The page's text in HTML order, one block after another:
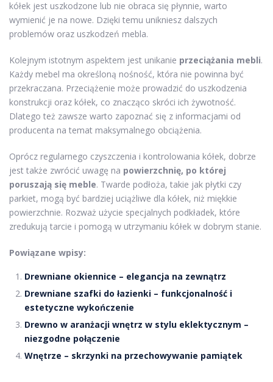
kółek jest uszkodzone lub nie obraca się płynnie, warto
wymienić je na nowe. Dzięki temu unikniesz dalszych
problemów oraz uszkodzeń mebla.
Kolejnym istotnym aspektem jest unikanie przeciążania mebli.
Każdy mebel ma określoną nośność, która nie powinna być
przekraczana. Przeciążenie może prowadzić do uszkodzenia
konstrukcji oraz kółek, co znacząco skróci ich żywotność.
Dlatego też zawsze warto zapoznać się z informacjami od
producenta na temat maksymalnego obciążenia.
Oprócz regularnego czyszczenia i kontrolowania kółek, dobrze
jest także zwrócić uwagę na powierzchnię, po której
poruszają się meble. Twarde podłoża, takie jak płytki czy
parkiet, mogą być bardziej uciążliwe dla kółek, niż miękkie
powierzchnie. Rozważ użycie specjalnych podkładek, które
zredukują tarcie i pomogą w utrzymaniu kółek w dobrym stanie.
Powiązane wpisy:
Drewniane okiennice – elegancja na zewnątrz
Drewniane szafki do łazienki – funkcjonalność i
estetyczne wykończenie
Drewno w aranżacji wnętrz w stylu eklektycznym –
niezgodne połączenie
Wnętrze – skrzynki na przechowywanie pamiątek